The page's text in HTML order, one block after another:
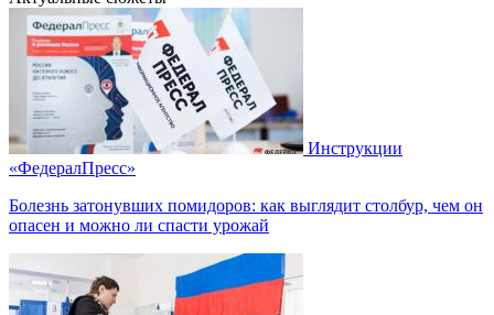
Инструкции
«ФедералПресс»
Болезнь затонувших помидоров: как выглядит столбур, чем он
опасен и можно ли спасти урожай